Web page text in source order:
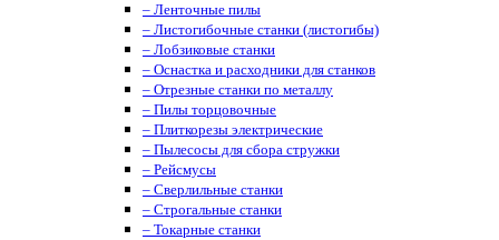
– Ленточные пилы
– Листогибочные станки (листогибы)
– Лобзиковые станки
– Оснастка и расходники для станков
– Отрезные станки по металлу
– Пилы торцовочные
– Плиткорезы электрические
– Пылесосы для сбора стружки
– Рейсмусы
– Сверлильные станки
– Строгальные станки
– Токарные станки